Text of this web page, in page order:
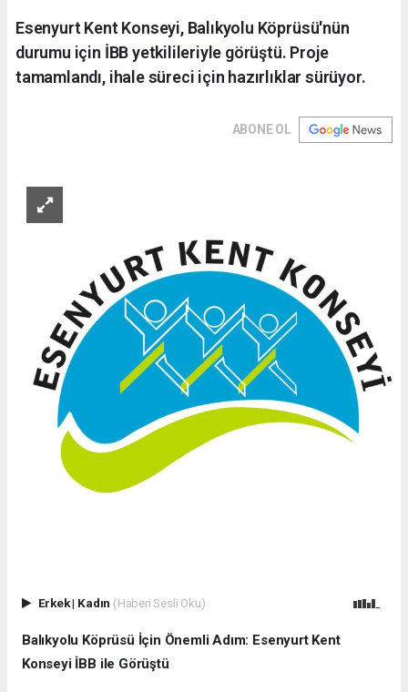
Esenyurt Kent Konseyi, Balıkyolu Köprüsü'nün
durumu için İBB yetkilileriyle görüştü. Proje
tamamlandı, ihale süreci için hazırlıklar sürüyor.
ABONE OL
Erkek| Kadın (Haberi Sesli Oku)
Balıkyolu Köprüsü İçin Önemli Adım: Esenyurt Kent
Konseyi İBB ile Görüştü